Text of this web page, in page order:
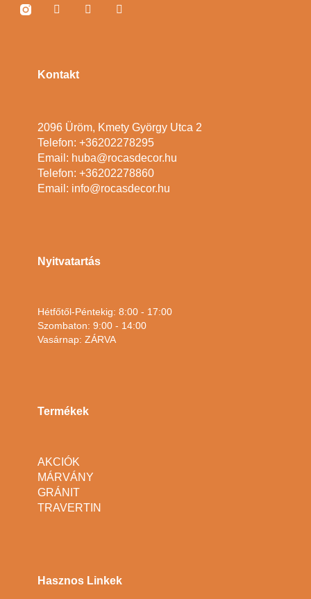
Kontakt
2096 Üröm, Kmety György Utca 2
Telefon: +36202278295
Email: huba@rocasdecor.hu
Telefon: +36202278860
Email: info@rocasdecor.hu
Nyitvatartás
Hétfőtől-Péntekig: 8:00 - 17:00
Szombaton: 9:00 - 14:00
Vasárnap: ZÁRVA
Termékek
AKCIÓK
MÁRVÁNY
GRÁNIT
TRAVERTIN
Hasznos Linkek